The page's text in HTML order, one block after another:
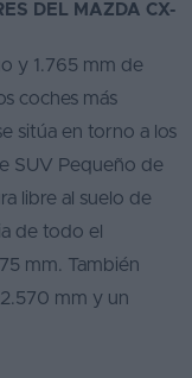
DEL MAZDA CX-
y 1.765 mm de
coches más
sitúa en torno a los
SUV Pequeño de
libre al suelo de
de todo el
mm. También
mm y un